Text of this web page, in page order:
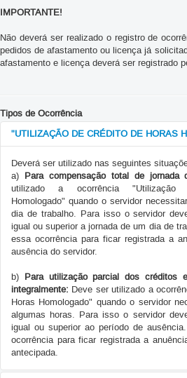
Na página inicial do
Servidor
selecione
Ausência;
Na tela deConsulta de
No relatório
apresentadas todas as
acordo com o parâmetro de busca
Descrição: Tipo de Ocorrência/
Dias: Quantidade de dias da
Início: Data de início da
Término: Data de término da
Origem: Se o lançamento
sistema;
pendente de autorização ou se foi
Vínculo de Ocorrência:
cadastro;
Ao lado de cada
Ocorrência/
Acessar o site
Na página inicial do Portal do Servidor
do Servidora opção Chefia de
Como opção padrão, clique em
Autorização;
No relatório que será gerado
ocorrências/ausências, por servidor,
Selecione as ocorrências/ausências
deseje homologar todas clique em
Clique emHomologar;
Na telaConfirmar Homologação de
Observação:É possível homologar, ou
ícones
Para realizar a homologação do ponto
os seguintes passos:
Acessar o sitehttps://sig.unb.br/
senha;
Na página inicial do
Portal do Servidor
Na telaConsulta de Ocorrências/
parâmetros que desejar.
Clique emSituaçãoe escolha
Clique emBusca;
No relatório que será gerado
ocorrências/ausências, por servidor,
Encontre a ocorrência/
homologação;
IMPORTANTE!
Não deverá ser realizado o registro de
pedidos de afastamento ou licença já
afastamento e licença deverá ser registrado
Tipos de Ocorrência
"UTILIZAÇÃO DE CRÉDITO DE HORAS
Deverá ser utilizado nas seguintes
a) Para compensação total de jornada
utilizado a ocorrência
Homologado" quando o servidor
dia de trabalho. Para isso o servidor
igual ou superior a jornada de um dia de
essa ocorrência para ficar registrada a
ausência do servidor.
b) Para utilização parcial dos créditos
integralmente: Deve ser utilizado a
Horas Homologado" quando o servidor
algumas horas. Para isso o servidor
igual ou superior ao período de
ocorrência para ficar registrada a
antecipada.